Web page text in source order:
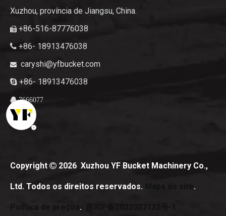
Xuzhou, província de Jiangsu, China.
 +86-516-87776038
 +86- 18913476038
 caryshi@yfbucket.com
 +86- 18913476038
7666077
Copyright  2026 Xuzhou YF Bucket Machinery Co.,
Ltd. Todos os direitos reservados. .
.